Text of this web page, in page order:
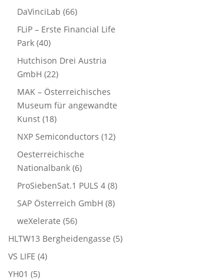
DaVinciLab (66)
FLiP – Erste Financial Life
Park (40)
Hutchison Drei Austria
GmbH (22)
MAK – Österreichisches
Museum für angewandte
Kunst (18)
NXP Semiconductors (12)
Oesterreichische
Nationalbank (6)
ProSiebenSat.1 PULS 4 (8)
SAP Österreich GmbH (8)
weXelerate (56)
HLTW13 Bergheidengasse (5)
VS LIFE (4)
YH01 (5)